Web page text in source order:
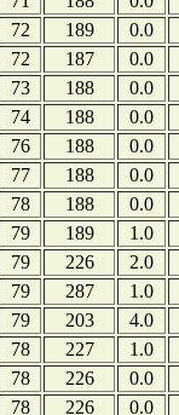
72 189 0.0
72 187 0.0
73 188 0.0
74 188 0.0
76 188 0.0
77 188 0.0
78 188 0.0
79 189 1.0
79 226 2.0
79 287 1.0
79 203 4.0
78 227 1.0
78 226 0.0
78 226 0.0